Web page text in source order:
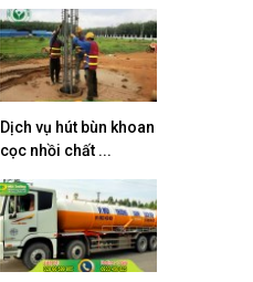
Dịch vụ hút bùn khoan
cọc nhồi chất ...